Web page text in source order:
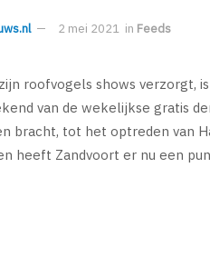
2 mei 2021 in Feeds
roofvogels shows verzorgt,
van de wekelijkse gratis
bracht, tot het optreden van
heeft Zandvoort er nu een